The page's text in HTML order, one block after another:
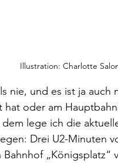
Illustration: Charlotte
nie, und es ist ja
hat oder am
lege ich die
Drei U2-Minuten
Bahnhof „Königsplatz“